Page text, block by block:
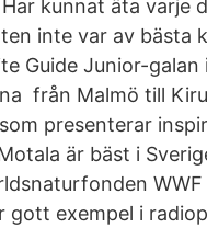
kunnat äta varje
inte var av bästa
Guide Junior-galan
från Malmö till
presenterar
är bäst i
gott exempel i